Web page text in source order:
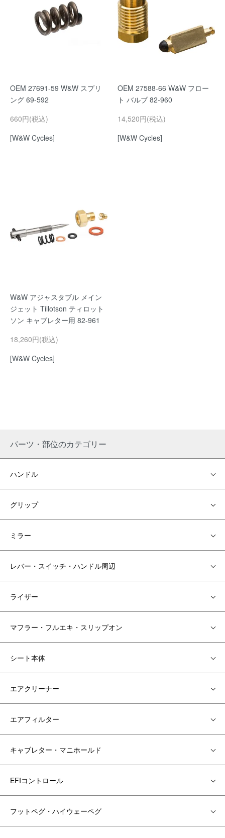
OEM 27691-59 W&W スプリ
ング 69-592
660円(税込)
[W&W Cycles]
OEM 27588-66 W&W フロー
ト バルブ 82-960
14,520円(税込)
[W&W Cycles]
W&W アジャスタブル メイン
ジェット Tillotson ティロット
ソン キャブレター用 82-961
18,260円(税込)
[W&W Cycles]
パーツ・部位のカテゴリー
ハンドル
グリップ
ミラー
レバー・スイッチ・ハンドル周辺
ライザー
マフラー・フルエキ・スリップオン
シート本体
エアクリーナー
エアフィルター
キャブレター・マニホールド
EFIコントロール
フットペグ・ハイウェーペグ